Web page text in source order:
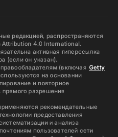
редакцией, распространяются
Attribution 4.0 International.
активная гиперссылка
(если он указан).
(включая Getty
на основании
и повторное
разрешения
рекомендательные
предоставления
и анализа
пользователей сети